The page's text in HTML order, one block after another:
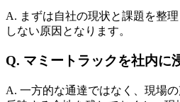
A. まずは自社の現状と課題を整
しない原因となります。
Q. マミートラックを社内に
A. 一方的な通達ではなく、現場